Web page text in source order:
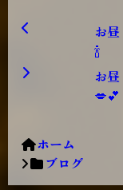
お
🍾
お
💋💕
ホーム
ブログ